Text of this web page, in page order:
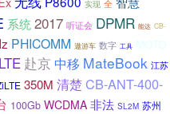
实现 全
系统2017 听证会 DPMR 能达 CB-
PHICOMM 遨游车 数字 工具 MOTO
赴京 中移 MateBook 江苏
350M 清楚 CB-ANT-400-
100Gb WCDMA 非法 SL2M 苏州